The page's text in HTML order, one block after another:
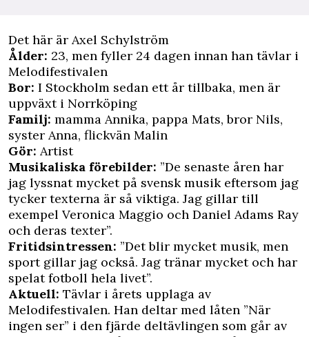
Det här är Axel Schylström
Ålder: 23, men fyller 24 dagen innan han tävlar i
Melodifestivalen
Bor: I Stockholm sedan ett år tillbaka, men är
uppväxt i Norrköping
Familj: mamma Annika, pappa Mats, bror Nils,
syster Anna, flickvän Malin
Gör: Artist
Musikaliska förebilder: ”De senaste åren har
jag lyssnat mycket på svensk musik eftersom jag
tycker texterna är så viktiga. Jag gillar till
exempel Veronica Maggio och Daniel Adams Ray
och deras texter”.
Fritidsintressen: ”Det blir mycket musik, men
sport gillar jag också. Jag tränar mycket och har
spelat fotboll hela livet”.
Aktuell: Tävlar i årets upplaga av
Melodifestivalen. Han deltar med låten ”När
ingen ser” i den fjärde deltävlingen som går av